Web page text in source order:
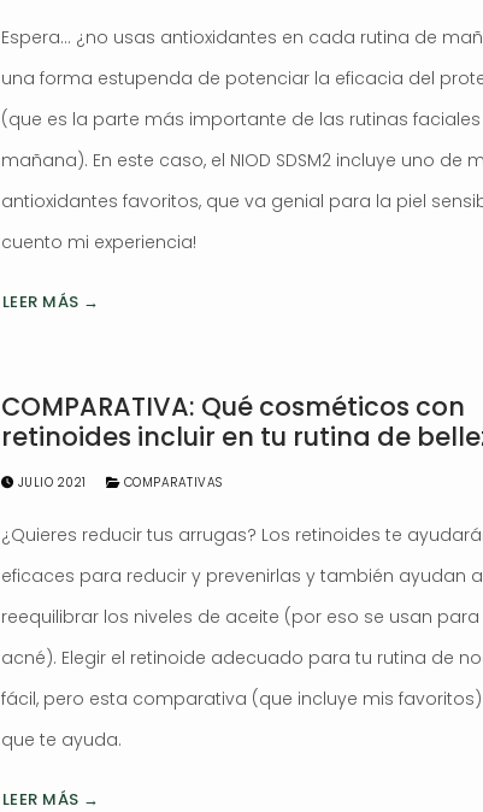
Espera… ¿no usas antioxidantes en cada rutina de
una forma estupenda de potenciar la eficacia del
(que es la parte más importante de las rutinas
mañana). En este caso, el NIOD SDSM2 incluye uno de
antioxidantes favoritos, que va genial para la piel
cuento mi experiencia!
LEER MÁS →
COMPARATIVA: Qué cosméticos con
retinoides incluir en tu rutina de
JULIO 2021 COMPARATIVAS
¿Quieres reducir tus arrugas? Los retinoides te
eficaces para reducir y prevenirlas y también ayudan a
reequilibrar los niveles de aceite (por eso se usan
acné). Elegir el retinoide adecuado para tu rutina de
fácil, pero esta comparativa (que incluye mis
que te ayuda.
LEER MÁS →